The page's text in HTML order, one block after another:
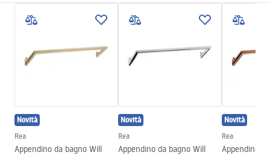
Metodo di installazione
A vite
Larghezza
23
Profondità
Condizioni di garanzia
Novità
Rea
Appendino da bagno Will
Novità
Rea
Appendino da bagno Will
Novità
Rea
Appendino